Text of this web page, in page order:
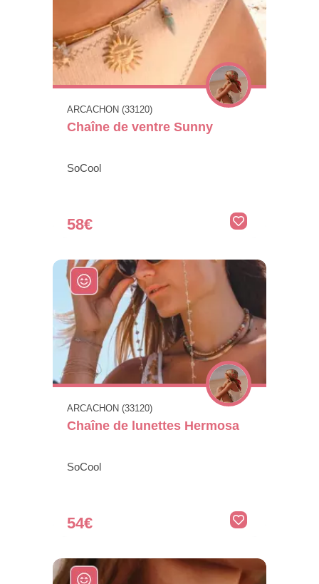
ARCACHON (33120)
Chaîne de ventre Sunny
SoCool
58€
ARCACHON (33120)
Chaîne de lunettes Hermosa
SoCool
54€